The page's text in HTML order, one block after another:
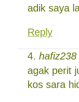
adik saya
Reply
hafiz238
agak perit
kos sara